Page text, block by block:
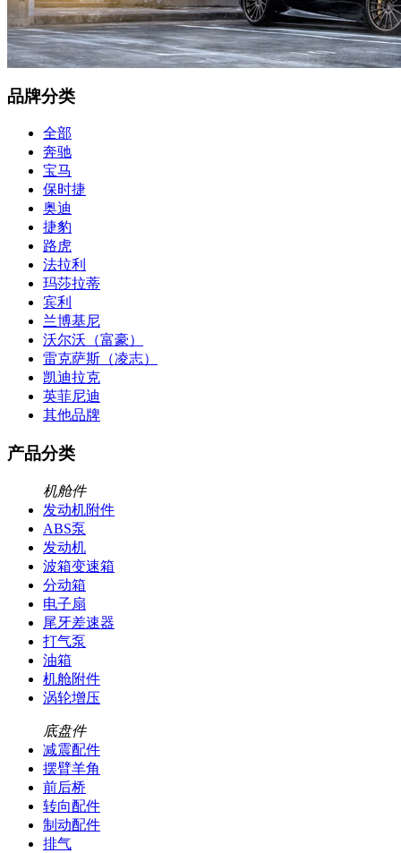
品牌分类
全部
奔驰
宝马
保时捷
奥迪
捷豹
路虎
法拉利
玛莎拉蒂
宾利
兰博基尼
沃尔沃（富豪）
雷克萨斯（凌志）
凯迪拉克
英菲尼迪
其他品牌
产品分类
机舱件
发动机附件
ABS泵
发动机
波箱变速箱
分动箱
电子扇
尾牙差速器
打气泵
油箱
机舱附件
涡轮增压
底盘件
减震配件
摆臂羊角
前后桥
转向配件
制动配件
排气